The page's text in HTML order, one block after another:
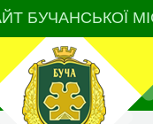
БУЧАНСЬКОЇ